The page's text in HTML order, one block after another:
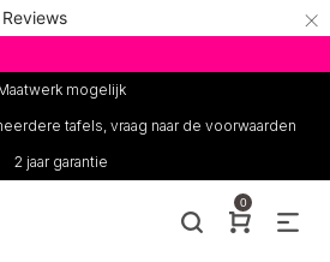
Reviews ×
mogelijk
tafels, vraag naar de voorwaarden
2 jaar garantie
0